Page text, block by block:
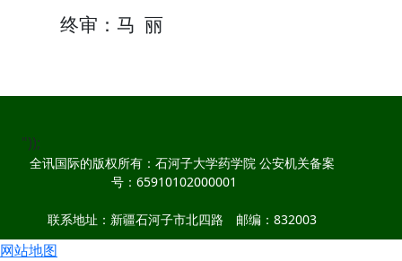
终审：马 丽
"));
全讯国际的版权所有：石河子大学药学院 公安机关备案
号：65910102000001
联系地址：新疆石河子市北四路 邮编：832003
网站地图